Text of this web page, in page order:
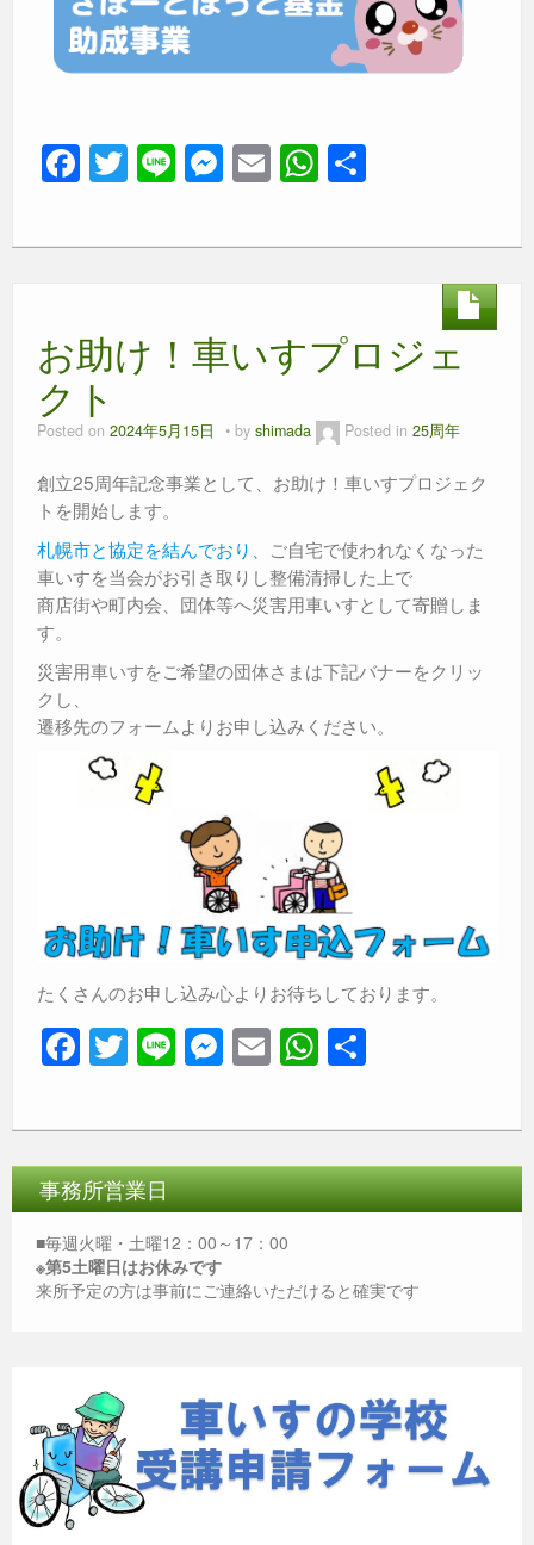
F
a
c
o
o
k
T
wi
tt
Li
n
e
M
e
ss
g
E
m
ail
W
h
at
p
p
お助け！車いすプロジェ
クト
Posted on 2024年5月15日 by shimada Posted in 25周年
創立25周年記念事業として、お助け！車いすプロジェク
トを開始します。
札幌市と協定を結んでおり、 ご自宅で使われなくなった
車いすを当会がお引き取りし整備清掃した上で
商店街や町内会、団体等へ災害用車いすとして寄贈しま
す。
災害用車いすをご希望の団体さまは下記バナーをクリッ
クし、
遷移先のフォームよりお申し込みください。
たくさんのお申し込み心よりお待ちしております。
F
a
c
e
b
o
o
k
T
wi
tt
er
Li
n
e
M
e
ss
e
n
g
er
E
m
ail
W
h
at
s
A
p
事務所営業日
■毎週火曜・土曜12：00～17：00
※第5土曜日はお休みです
来所予定の方は事前にご連絡いただけると確実です